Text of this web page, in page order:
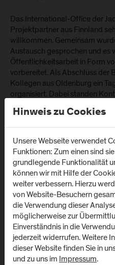
Das International-Office der
Projektpartner aus Finnland
willkommen. Gemeinsam
Austausch gesprochen und es
Öffentlichkeitsarbeit in Form
vorbereitet. Als Abschluss der
Kollegen aus Oldenburg ein
organisiert. Dabei standen
Vordergrund. Besonderer
Tage und des
Sina Hage (Jade Hochschule)
Hochschule). Für November
Projekttreffen in Joensuu
Sciences) geplant.
Hinweis zu Cookies
Unsere Webseite verwendet
Funktionen: Zum einen sind
grundlegende Funktionalität
können wir mit Hilfe der
weiter verbessern. Hierzu
von Website-Besuchern
die Verwendung dieser
möglicherweise zur
Einverständnis in die
jederzeit widerrufen. Weitere
dieser Website finden Sie in
und zu uns im Impressum.